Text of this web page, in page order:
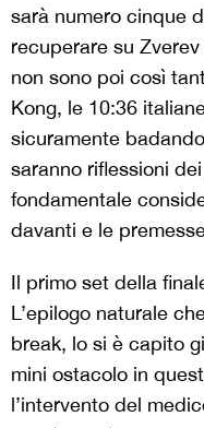
sarà numero cinque
recuperare su
non sono poi così
Kong, le 10:36
sicuramente
saranno riflessioni
fondamentale
davanti e le
Il primo set della
L’epilogo naturale
break, lo si è capito
mini ostacolo in
l’intervento del